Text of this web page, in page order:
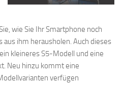
wie Sie Ihr Smartphone noch
aus ihm herausholen. Auch dieses
kleineres S5-Modell und eine
Neu hinzu kommt eine
verfügen